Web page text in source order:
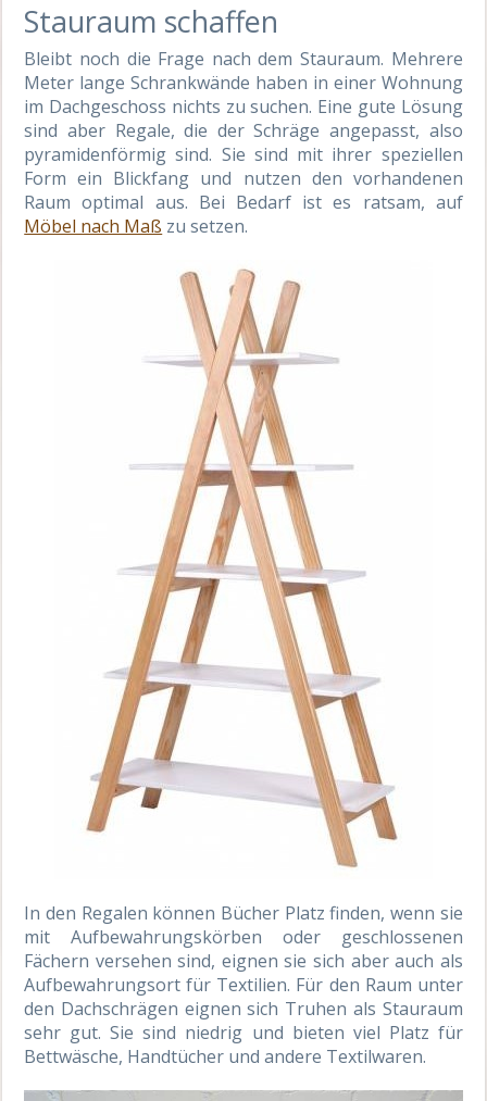
Stauraum schaffen
Bleibt noch die Frage nach dem Stauraum. Mehrere
Meter lange Schrankwände haben in einer Wohnung
im Dachgeschoss nichts zu suchen. Eine gute Lösung
sind aber Regale, die der Schräge angepasst, also
pyramidenförmig sind. Sie sind mit ihrer speziellen
Form ein Blickfang und nutzen den vorhandenen
Raum optimal aus. Bei Bedarf ist es ratsam, auf
Möbel nach Maß zu setzen.
In den Regalen können Bücher Platz finden, wenn sie
mit Aufbewahrungskörben oder geschlossenen
Fächern versehen sind, eignen sie sich aber auch als
Aufbewahrungsort für Textilien. Für den Raum unter
den Dachschrägen eignen sich Truhen als Stauraum
sehr gut. Sie sind niedrig und bieten viel Platz für
Bettwäsche, Handtücher und andere Textilwaren.